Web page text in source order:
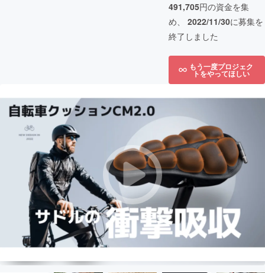
491,705円の資金を集
め、 2022/11/30に募集を
終了しました
もう一度プロジェク
トをやってほしい